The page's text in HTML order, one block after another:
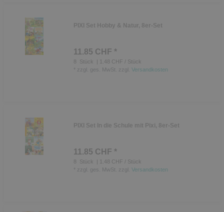
PIXI Set Hobby & Natur, 8er-Set
11.85 CHF *
8 Stück
| 1.48 CHF / Stück
zzgl. ges. MwSt. zzgl. Versandkosten
PIXI Set In die Schule mit Pixi, 8er-Set
11.85 CHF *
8 Stück
| 1.48 CHF / Stück
zzgl. ges. MwSt. zzgl. Versandkosten